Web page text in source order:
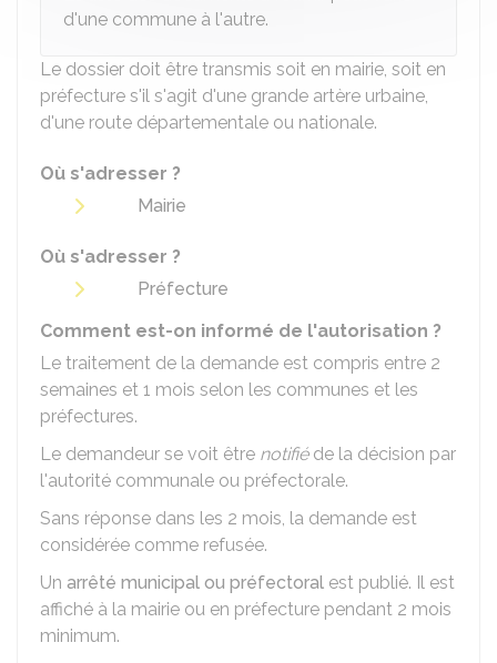
d'une commune à l'autre.
Le dossier doit être transmis soit en mairie, soit en
préfecture s'il s'agit d'une grande artère urbaine,
d'une route départementale ou nationale.
Où s'adresser ?
Mairie
Où s'adresser ?
Préfecture
Comment est-on informé de l'autorisation ?
Le traitement de la demande est compris entre 2
semaines et 1 mois selon les communes et les
préfectures.
Le demandeur se voit être notifiéde la décision par
l'autorité communale ou préfectorale.
Sans réponse dans les 2 mois, la demande est
considérée comme refusée.
Un arrêté municipal ou préfectoral est publié. Il est
affiché à la mairie ou en préfecture pendant 2 mois
minimum.